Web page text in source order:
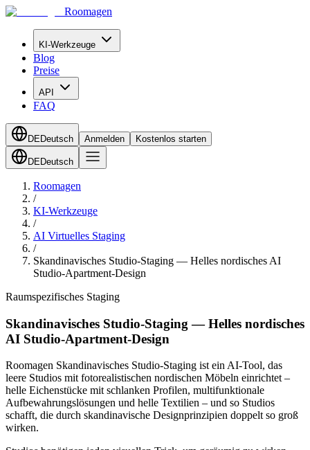
Roomagen
KI-Werkzeuge
Blog
Preise
API
FAQ
DEDeutsch Anmelden Kostenlos starten
DEDeutsch
Roomagen
/
KI-Werkzeuge
/
AI Virtuelles Staging
/
Skandinavisches Studio-Staging — Helles nordisches AI
Studio-Apartment-Design
Raumspezifisches Staging
Skandinavisches Studio-Staging — Helles nordisches
AI Studio-Apartment-Design
Roomagen Skandinavisches Studio-Staging ist ein AI-Tool, das
leere Studios mit fotorealistischen nordischen Möbeln einrichtet –
helle Eichenstücke mit schlanken Profilen, multifunktionale
Aufbewahrungslösungen und helle Textilien – und so Studios
schafft, die durch skandinavische Designprinzipien doppelt so groß
wirken.